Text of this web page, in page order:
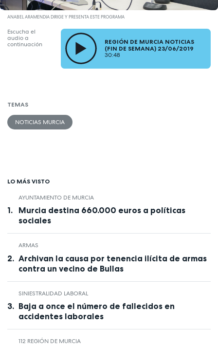
ANABEL ARAMENDIA DIRIGE Y PRESENTA ESTE PROGRAMA
Escucha el
audio a
continuación
REGIÓN DE MURCIA NOTICIAS
(FIN DE SEMANA) 23/06/2019
30:48
TEMAS
NOTICIAS MURCIA
LO MÁS VISTO
AYUNTAMIENTO DE MURCIA
Murcia destina 660.000 euros a políticas
sociales
ARMAS
Archivan la causa por tenencia ilícita de armas
contra un vecino de Bullas
SINIESTRALIDAD LABORAL
Baja a once el número de fallecidos en
accidentes laborales
112 REGIÓN DE MURCIA